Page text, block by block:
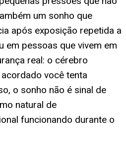
um sonho que
após exposição repetida a
em pessoas que vivem em
real: o cérebro
você tenta
o sonho não é sinal de
natural de
funcionando durante o